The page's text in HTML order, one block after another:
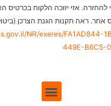
להחזרה. אזי יזוכה הלקוח בכרטיס
אחר. ראה תקנות הגנת הצרכן
NR/exeres/FA1AD844-
449E-B6C5-